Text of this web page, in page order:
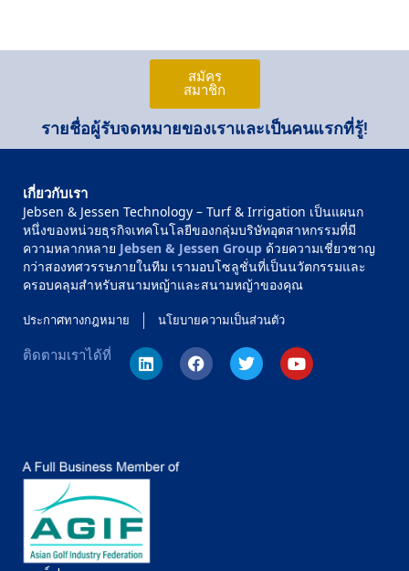
สมัคร
สมาชิก
รายชื่อผู้รับจดหมายของเราและเป็นคนแรกที่รู้!
เกี่ยวกับเรา
Jebsen & Jessen Technology – Turf & Irrigation เป็นแผนก
หนึ่งของหน่วยธุรกิจเทคโนโลยีของกลุ่มบริษัทอุตสาหกรรมที่มี
ความหลากหลาย Jebsen & Jessen Group ด้วยความเชี่ยวชาญ
กว่าสองทศวรรษภายในทีม เรามอบโซลูชั่นที่เป็นนวัตกรรมและ
ครอบคลุมสำหรับสนามหญ้าและสนามหญ้าของคุณ
ประกาศทางกฎหมาย นโยบายความเป็นส่วนตัว
ติดตามเราได้ที่
สำรวจตามพื้นที่: